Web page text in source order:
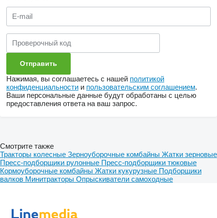
Нажимая, вы соглашаетесь с нашей политикой
конфиденциальности и пользовательским соглашением.
Ваши персональные данные будут обработаны с целью
предоставления ответа на ваш запрос.
Смотрите также
Тракторы колесные Зерноуборочные комбайны Жатки зерновые
Пресс-подборщики рулонные Пресс-подборщики тюковые
Кормоуборочные комбайны Жатки кукурузные Подборщики
валков Минитракторы Опрыскиватели самоходные